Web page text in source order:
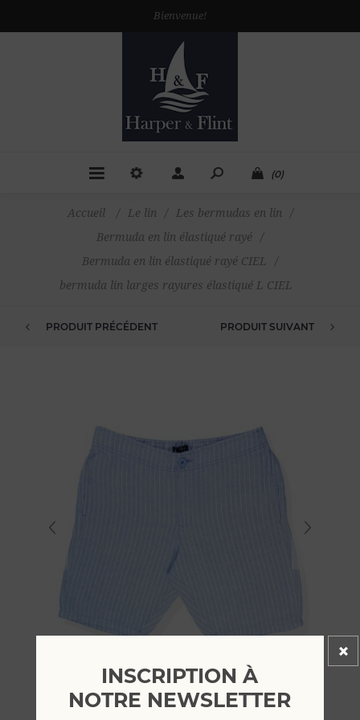
Bienvenue!
(0)
Accueil / Le lin / Les bermudas en lin
/
Bermuda en lin élastiqué rayé
/
Bermuda en lin élastiqué rayé CIEL
/
bermuda lin larges rayures élastiqué L CIEL
PRODUIT PRÉCÉDENT PRODUIT SUIVANT
INSCRIPTION À
NOTRE NEWSLETTER